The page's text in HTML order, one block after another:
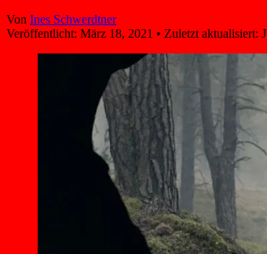
Von Ines Schwerdtner
Veröffentlicht: März 18, 2021 • Zuletzt aktualisiert: